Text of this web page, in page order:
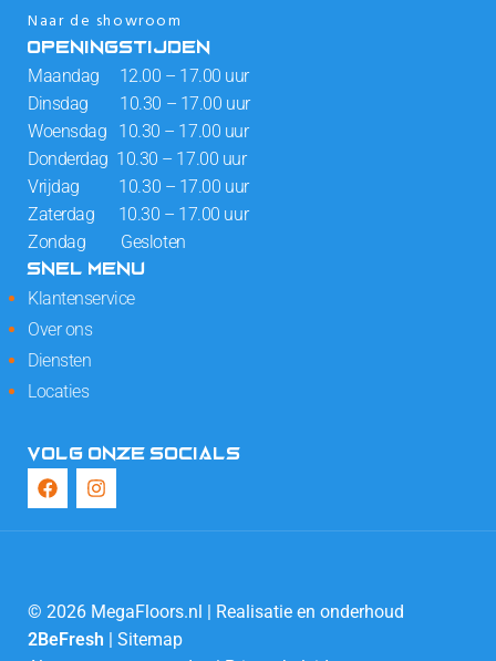
Naar de showroom
OPENINGSTIJDEN
Maandag 12.00 – 17.00 uur
Dinsdag 10.30 – 17.00 uur
Woensdag 10.30 – 17.00 uur
Donderdag 10.30 – 17.00 uur
Vrijdag 10.30 – 17.00 uur
Zaterdag 10.30 – 17.00 uur
Zondag Gesloten
SNEL MENU
Klantenservice
Over ons
Diensten
Locaties
VOLG ONZE SOCIALS
© 2026 MegaFloors.nl | Realisatie en onderhoud
2BeFresh | Sitemap